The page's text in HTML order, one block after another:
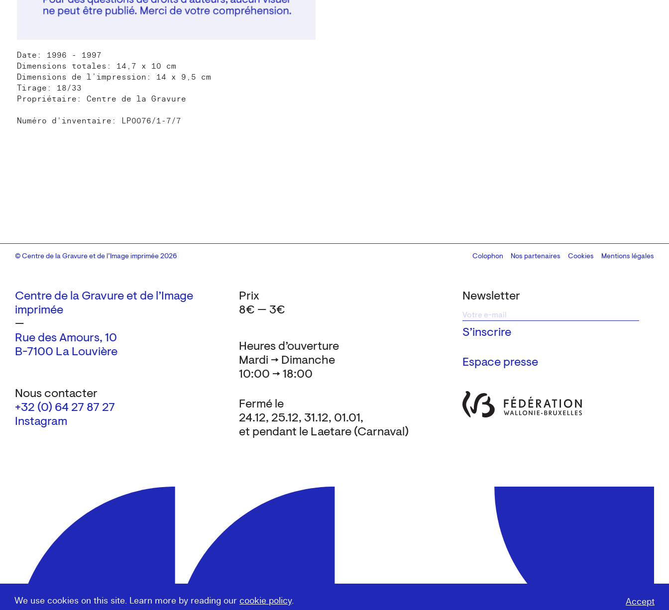
We use cookies on this site. Learn more by reading our cookie policy. Accept
Date: 1996 - 1997
Dimensions totales: 14,7 x 10 cm
Dimensions de l’impression: 14 x 9,5 cm
Tirage: 18/33
Propriétaire: Centre de la Gravure
Numéro d'inventaire: LP0076/1-7/7
Centre de la Gravure et de l’Image
imprimée
—
Rue des Amours, 10
B-7100 La Louvière
Nous contacter
+32 (0) 64 27 87 27
Instagram
Newsletter
Espace presse
Heures d’ouverture
Mardi → Dimanche
10:00 → 18:00
Fermé le
24.12, 25.12, 31.12, 01.01,
et pendant le Laetare (Carnaval)
Prix
8€ — 3€
© Centre de la Gravure et de l’Image imprimée 2026 Colophon
Design:Marcel Kaczmarek, code:8080.studio
Nos partenaires Cookies Mentions légales